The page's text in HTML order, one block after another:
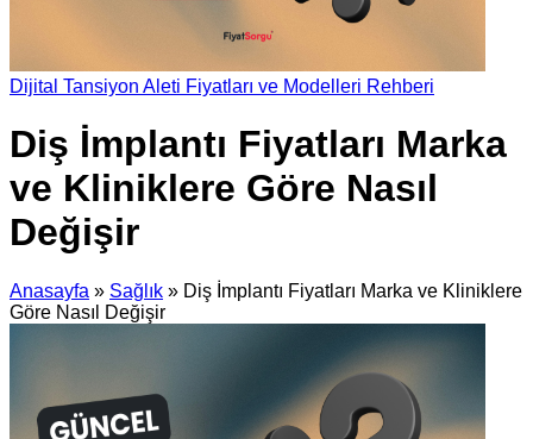
Dijital Tansiyon Aleti Fiyatları ve Modelleri Rehberi
Diş İmplantı Fiyatları Marka
ve Kliniklere Göre Nasıl
Değişir
Anasayfa » Sağlık » Diş İmplantı Fiyatları Marka ve Kliniklere
Göre Nasıl Değişir